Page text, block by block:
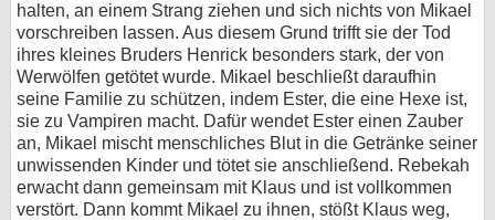
halten, an einem Strang ziehen und sich nichts von Mikael
vorschreiben lassen. Aus diesem Grund trifft sie der Tod
ihres kleines Bruders Henrick besonders stark, der von
Werwölfen getötet wurde. Mikael beschließt daraufhin
seine Familie zu schützen, indem Ester, die eine Hexe ist,
sie zu Vampiren macht. Dafür wendet Ester einen Zauber
an, Mikael mischt menschliches Blut in die Getränke seiner
unwissenden Kinder und tötet sie anschließend. Rebekah
erwacht dann gemeinsam mit Klaus und ist vollkommen
verstört. Dann kommt Mikael zu ihnen, stößt Klaus weg,
Desktop-Ansicht
myFanbase